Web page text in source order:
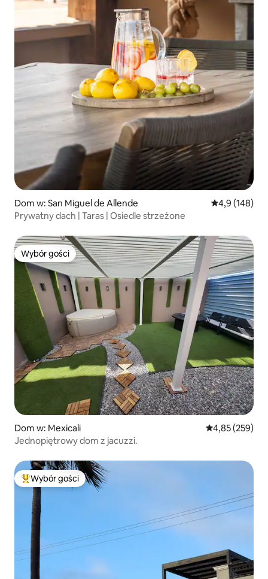
Dom w: San Miguel de Allende Średnia
4,9 (148)
Prywatny dach | Taras | Osiedle strzeżone
Wybór gości
Wybór gości
Dom w: Mexicali Średnia
4,85 (259)
Jednopiętrowy dom z jacuzzi.
Najpopularniejsze z kategorii Wybór gości
Wybór gości